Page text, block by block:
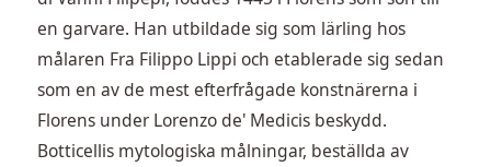
en garvare. Han utbildade sig som lärling hos
målaren Fra Filippo Lippi och etablerade sig sedan
som en av de mest efterfrågade konstnärerna i
Florens under Lorenzo de' Medicis beskydd.
Botticellis mytologiska målningar, beställda av